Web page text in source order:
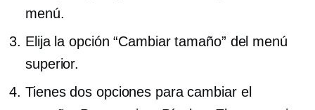
menú.
Elija la opción “Cambiar tamaño” del menú
superior.
Tienes dos opciones para cambiar el